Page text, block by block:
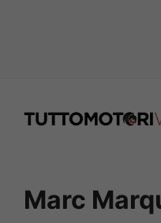
Marc